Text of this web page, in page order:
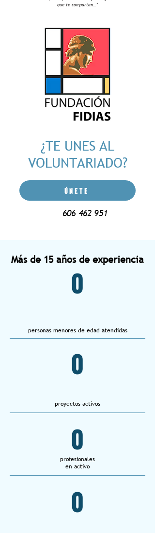
que te compartan…"
¿TE UNES AL
VOLUNTARIADO?
ÚNETE
606 462 951
Más de 15 años de experiencia
0
personas menores de edad atendidas
0
proyectos activos
0
profesionales
en activo
0